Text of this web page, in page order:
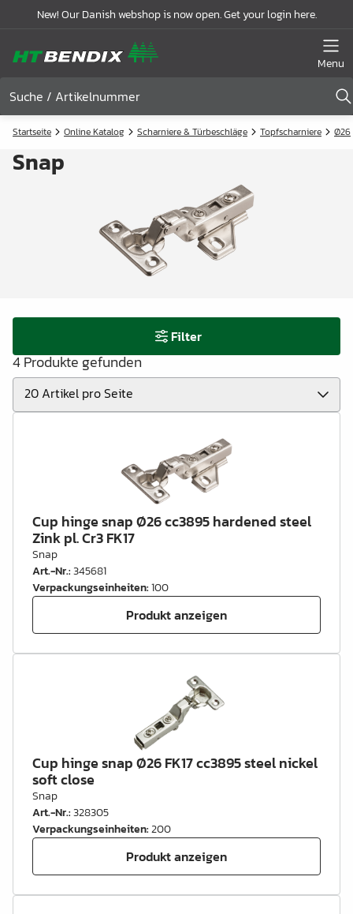
New! Our Danish webshop is now open. Get your login here.
Menu
Startseite Online Katalog Scharniere & Türbeschläge Topfscharniere Ø26
Snap
Filter
4 Produkte gefunden
Cup hinge snap Ø26 cc3895 hardened steel
Zink pl. Cr3 FK17
Snap
Art.-Nr.:345681
Verpackungseinheiten:100
Produkt anzeigen
Cup hinge snap Ø26 FK17 cc3895 steel nickel
soft close
Snap
Art.-Nr.:328305
Verpackungseinheiten:200
Produkt anzeigen